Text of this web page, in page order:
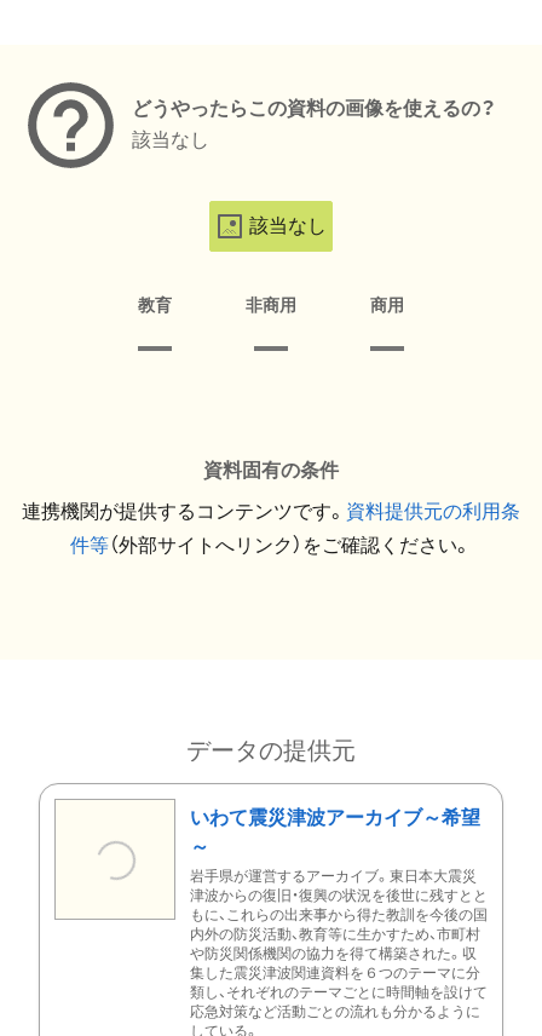
どうやったらこの資料の画像を使えるの？
該当なし
該当なし
教育 非商用 商用
資料固有の条件
連携機関が提供するコンテンツです。 資料提供元の利用条
件等（外部サイトへリンク）をご確認ください。
データの提供元
いわて震災津波アーカイブ～希望
～
岩手県が運営するアーカイブ。東日本大震災
津波からの復旧・復興の状況を後世に残すとと
もに、これらの出来事から得た教訓を今後の国
内外の防災活動、教育等に生かすため、市町村
や防災関係機関の協力を得て構築された。収
集した震災津波関連資料を６つのテーマに分
類し、それぞれのテーマごとに時間軸を設けて
応急対策など活動ごとの流れも分かるように
している。